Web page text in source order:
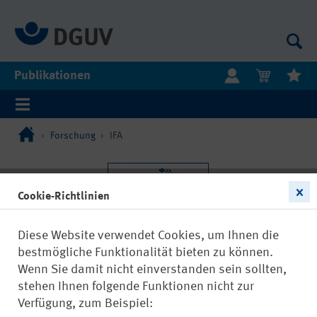
Publikationen
Forschung IFA
Cookie-Richtlinien
Diese Website verwendet Cookies, um Ihnen die
bestmögliche Funktionalität bieten zu können.
Wenn Sie damit nicht einverstanden sein sollten,
stehen Ihnen folgende Funktionen nicht zur
Verfügung, zum Beispiel: